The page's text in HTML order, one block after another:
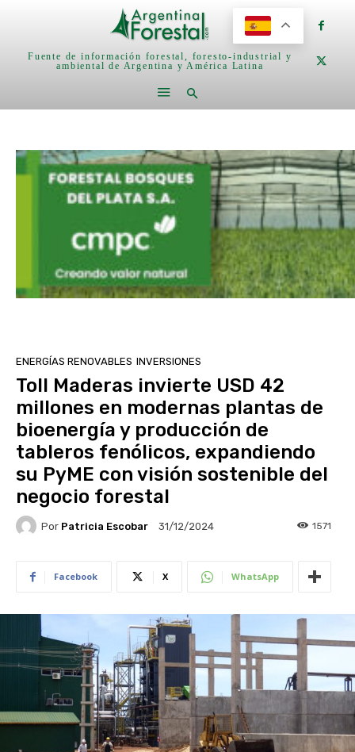
Fuente de información forestal, foresto-industrial y
ambiental de Argentina y América Latina
ENERGÍAS RENOVABLES INVERSIONES
Toll Maderas invierte USD 42
millones en modernas plantas de
bioenergía y producción de
tableros fenólicos, expandiendo
su PyME con visión sostenible del
negocio forestal
Por Patricia Escobar 31/12/2024 1571
Facebook X WhatsApp